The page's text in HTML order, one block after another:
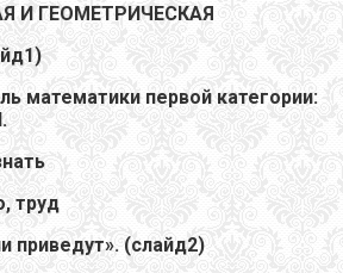
И ГЕОМЕТРИЧЕСКАЯ
математики первой категории:
труд
приведут». (слайд2)